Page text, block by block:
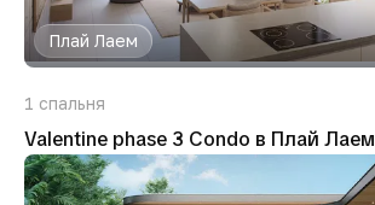
Плай Лаем
1 спальня
Valentine phase 3 Condo в Плай Лаем